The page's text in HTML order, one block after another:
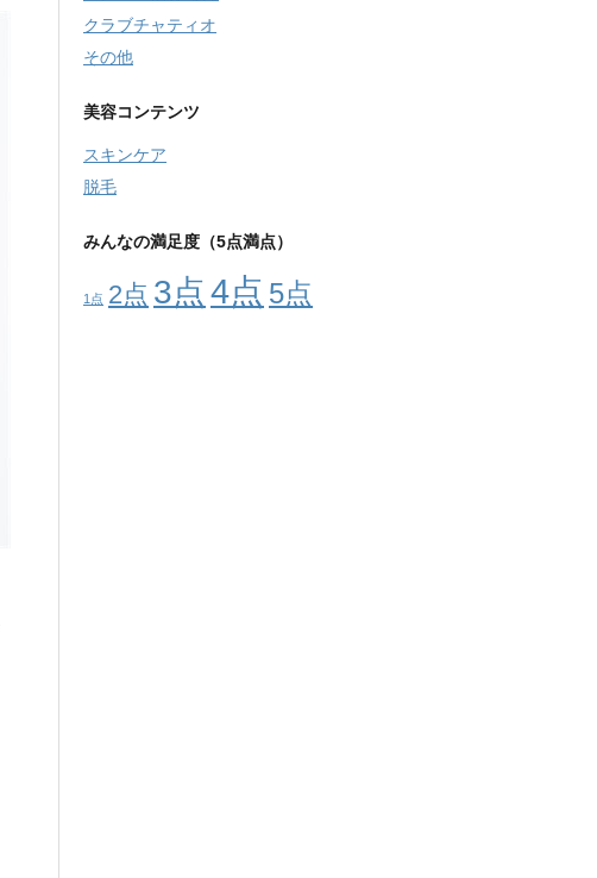
クラブチャティオ
その他
美容コンテンツ
スキンケア
脱毛
みんなの満足度（5点満点）
1点 2点 3点4点 5点